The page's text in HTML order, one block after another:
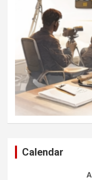
Calendar